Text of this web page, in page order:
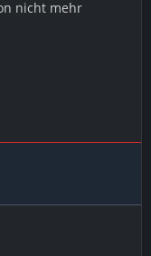
nicht mehr